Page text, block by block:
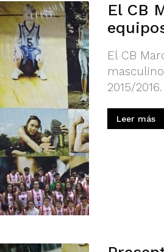
El CB
El CB
2015/2016.
Leer más